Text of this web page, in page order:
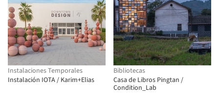
Instalaciones Temporales
Instalación IOTA / Karim+Elias
Bibliotecas
Casa de Libros Pingtan /
Condition_Lab